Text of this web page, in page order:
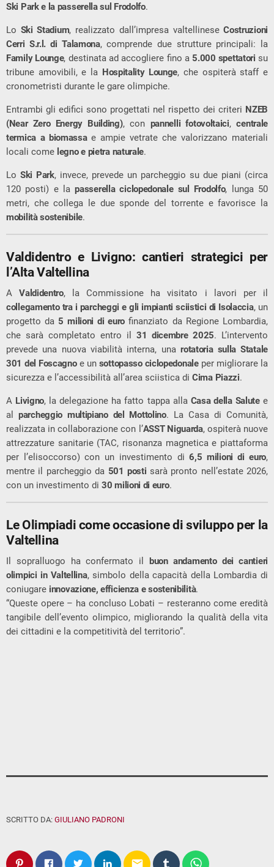
Ski Park e la passerella sul Frodolfo.
Lo Ski Stadium, realizzato dall’impresa valtellineseCostruzioni
Cerri S.r.l. di Talamona, comprende due strutture principali: la
Family Lounge, destinata ad accogliere fino a 5.000 spettatori su
tribune amovibili, e la Hospitality Lounge, che ospiterà staff e
cronometristi durante le gare olimpiche.
Entrambi gli edifici sono progettati nel rispetto dei criteri NZEB
(Near Zero Energy Building), con pannelli fotovoltaici,centrale
termica a biomassae ampie vetrate che valorizzano materiali
locali come legno e pietra naturale.
LoSki Park, invece, prevede un parcheggio su due piani (circa
120 posti) e lapasserella ciclopedonale sul Frodolfo, lunga 50
metri, che collega le due sponde del torrente e favorisce la
mobilità sostenibile.
Valdidentro e Livigno: cantieri strategici per
l’Alta Valtellina
AValdidentro, la Commissione ha visitato i lavori per il
collegamento tra i parcheggi e gli impianti sciistici di Isolaccia, un
progetto da 5 milioni di euro finanziato da Regione Lombardia,
che sarà completato entro il 31 dicembre 2025. L’intervento
prevede una nuova viabilità interna, unarotatoria sulla Statale
301 del Foscagnoe un sottopasso ciclopedonaleper migliorare la
sicurezza e l’accessibilità all’area sciistica di Cima Piazzi.
A Livigno, la delegazione ha fatto tappa alla Casa della Salutee
alparcheggio multipiano del Mottolino. La Casa di Comunità,
realizzata in collaborazione con l’ASST Niguarda, ospiterà nuove
attrezzature sanitarie (TAC, risonanza magnetica e piattaforma
per l’elisoccorso) con un investimento di6,5 milioni di euro,
mentre il parcheggio da 501 posti sarà pronto nell’estate 2026,
con un investimento di 30 milioni di euro.
Le Olimpiadi come occasione di sviluppo per la
Valtellina
Il sopralluogo ha confermato il buon andamento dei cantieri
olimpici in Valtellina, simbolo della capacità della Lombardia di
coniugare innovazione, efficienza e sostenibilità.
“Queste opere – ha concluso Lobati – resteranno come eredità
tangibile dell’evento olimpico, migliorando la qualità della vita
dei cittadini e la competitività del territorio”.
SCRITTO DA: GIULIANO PADRONI
email